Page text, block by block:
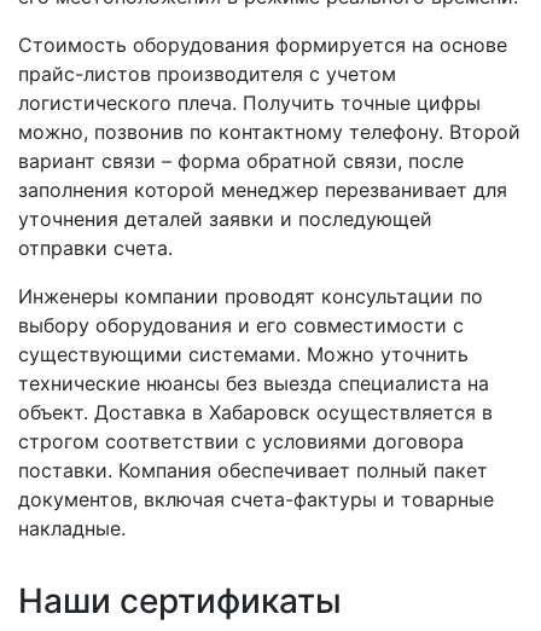
Стоимость оборудования формируется на основе
прайс-листов производителя с учетом
логистического плеча. Получить точные цифры
можно, позвонив по контактному телефону. Второй
вариант связи – форма обратной связи, после
заполнения которой менеджер перезванивает для
уточнения деталей заявки и последующей
отправки счета.
Инженеры компании проводят консультации по
выбору оборудования и его совместимости с
существующими системами. Можно уточнить
технические нюансы без выезда специалиста на
объект. Доставка в Хабаровск осуществляется в
строгом соответствии с условиями договора
поставки. Компания обеспечивает полный пакет
документов, включая счета-фактуры и товарные
накладные.
Наши сертификаты